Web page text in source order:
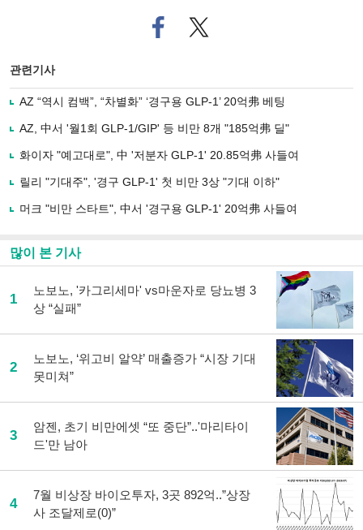
페
이
로
기
사
유
기
트위
터로
관련기사
AZ “역시 컴백”, “차별화” ‘경구용 GLP-1’ 20억弗 베팅
AZ, 中서 '월1회 GLP-1/GIP' 등 비만 8개 "185억弗 딜"
화이자 "예고대로", 中 '저분자 GLP-1' 20.85억弗 사들여
릴리 "기대주", '경구 GLP-1' 첫 비만 3상 "기대 이하"
머크 "비만 스타트", 中서 '경구용 GLP-1' 20억弗 사들여
많이 본 기사
1
노보노, '카그리세마' vs마운자로 당뇨병 3
상 “실패”
2
노보노, ‘위고비 알약’ 매출증가 “시장 기대
못미쳐”
3
암젠, 초기 비만에셋 “또 중단”..'마리타이
드'만 남아
4
7월 비상장 바이오투자, 3곳 892억..”상장
사 조달제로(0)”